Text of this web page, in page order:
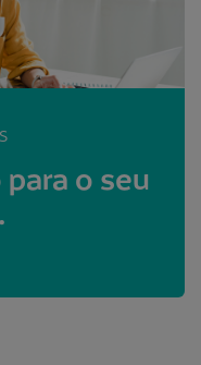
o seu